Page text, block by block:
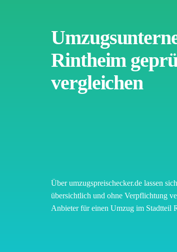
Rintheim
vergleichen
Über umzugspreischecker.de lassen sich
übersichtlich und ohne Verpflichtung
Anbieter für einen Umzug im Stadtteil